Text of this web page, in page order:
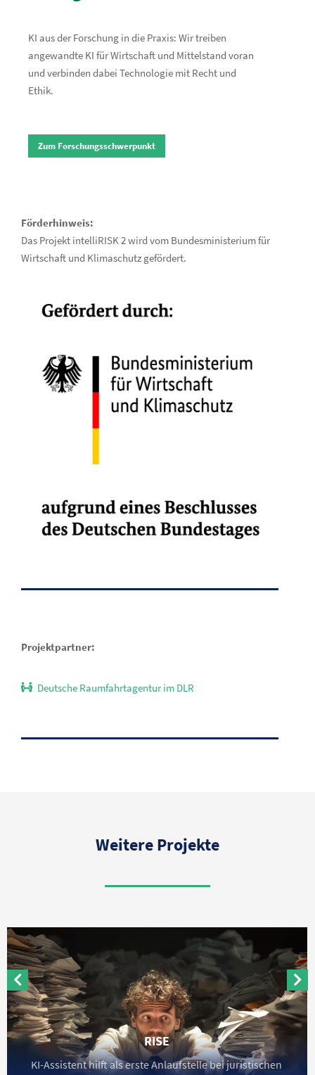
KI aus der Forschung in die Praxis: Wir treiben
angewandte KI für Wirtschaft und Mittelstand voran
und verbinden dabei Technologie mit Recht und
Ethik.
Zum Forschungsschwerpunkt
Förderhinweis:
Das Projekt intelliRISK 2 wird vom Bundesministerium für
Wirtschaft und Klimaschutz gefördert.
Projektpartner:
Deutsche Raumfahrtagentur im DLR
Weitere Projekte
RISE
KI-Assistent hilft als erste Anlaufstelle bei juristischen